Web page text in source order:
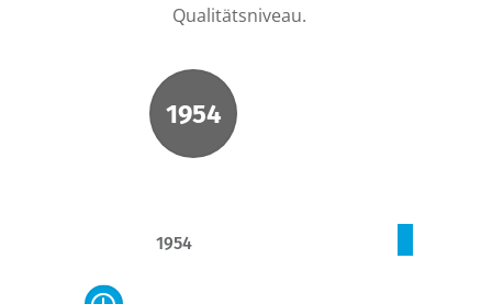
Qualitätsniveau.
1954
1954